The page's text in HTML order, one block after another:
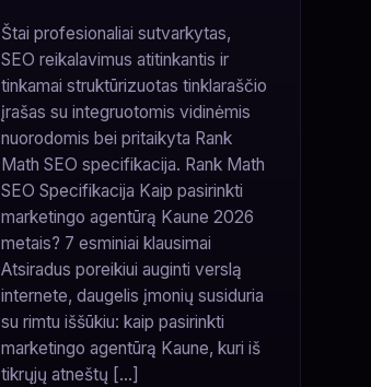
Štai profesionaliai sutvarkytas,
SEO reikalavimus atitinkantis ir
tinkamai struktūrizuotas tinklaraščio
įrašas su integruotomis vidinėmis
nuorodomis bei pritaikyta Rank
Math SEO specifikacija. Rank Math
SEO Specifikacija Kaip pasirinkti
marketingo agentūrą Kaune 2026
metais? 7 esminiai klausimai
Atsiradus poreikiui auginti verslą
internete, daugelis įmonių susiduria
su rimtu iššūkiu: kaip pasirinkti
marketingo agentūrą Kaune, kuri iš
tikrųjų atneštų […]